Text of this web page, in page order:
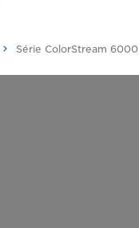
Série ColorStream 6000